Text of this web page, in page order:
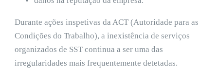
Durante ações inspetivas da ACT (Autoridade para as
Condições do Trabalho), a inexistência de serviços
organizados de SST continua a ser uma das
irregularidades mais frequentemente detetadas.